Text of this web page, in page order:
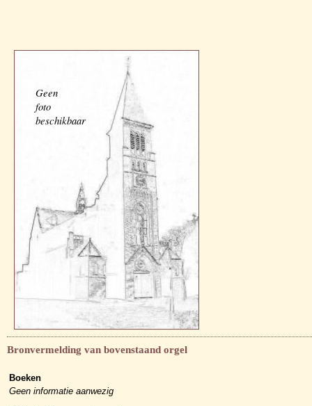
Geen
foto
beschikbaar
Bronvermelding van bovenstaand orgel
Boeken
Geen informatie aanwezig